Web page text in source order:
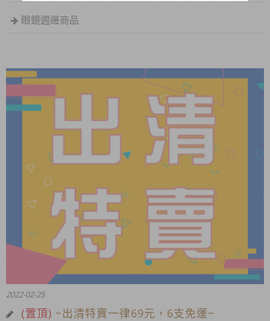
眼鏡週邊商品
2022-02-25
(置頂) ~出清特賣一律69元，6支免運~